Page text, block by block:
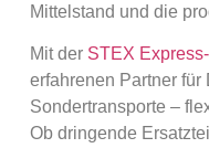
Mittelstand und die
Mit der STEX
erfahrenen Partner für
Sondertransporte –
Ob dringende